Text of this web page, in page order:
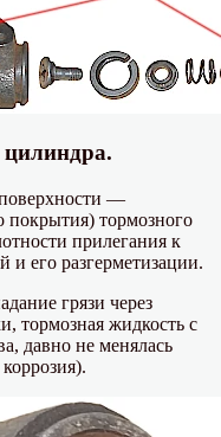
цилиндра.
—
покрытия) тормозного
прилегания к
его разгерметизации.
грязи через
тормозная жидкость с
давно не менялась